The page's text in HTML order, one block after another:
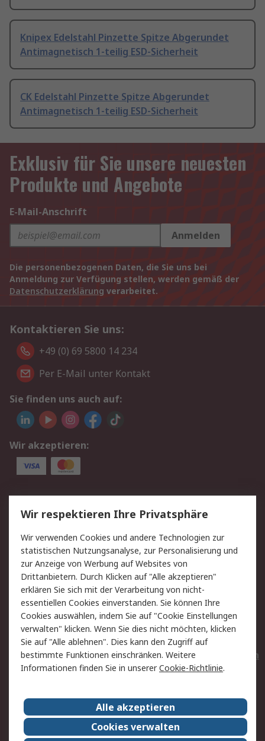
Knipex Edelstahl Pinzette Spitze Abgerundet
Antimagnetisch 1-teilig ESD-Sicherheit
CK Edelstahl Pinzette Spitze Abgerundet
Antimagnetisch 1-teilig ESD-Sicherheit
Exklusiv für Sie unsere neuesten
Produkte und Angebote
E-Mail-Anschrift
Anmelden
Die personenbezogenen Daten, die Sie uns bei
Anmeldung zur Verfügung stellen, werden gemäß der
Datenschutzerklärung verarbeitet.
Kontaktieren Sie uns:
+49 (0) 69 5800 14 234
Per E-Mail unter Kontakt
Sie finden uns auch auf:
Wir akzeptieren:
Service
Value Added Services
Lieferlösungen
Rücksendungen
Kontakt
Hilfe
Privatkunden
Rechtliches
AGB
Datenschutz
Cookie-Richtlinie
Zahlungsbedingungen
Copyright/Impressum
Entsorgung
Elektrogeräte/Batterien
RS weltweit
Karriere bei RS
Nachhaltigkeit
Wir respektieren Ihre Privatsphäre
Wir verwenden Cookies und andere Technologien zur
statistischen Nutzungsanalyse, zur Personalisierung und
zur Anzeige von Werbung auf Websites von
Drittanbietern. Durch Klicken auf "Alle akzeptieren"
erklären Sie sich mit der Verarbeitung von nicht-
essentiellen Cookies einverstanden. Sie können Ihre
Cookies auswählen, indem Sie auf "Cookie Einstellungen
verwalten" klicken. Wenn Sie dies nicht möchten, klicken
Sie auf "Alle ablehnen". Dies kann den Zugriff auf
bestimmte Funktionen einschränken. Weitere
Informationen finden Sie in unsererCookie-Richtlinie.
Alle akzeptieren
Cookies verwalten